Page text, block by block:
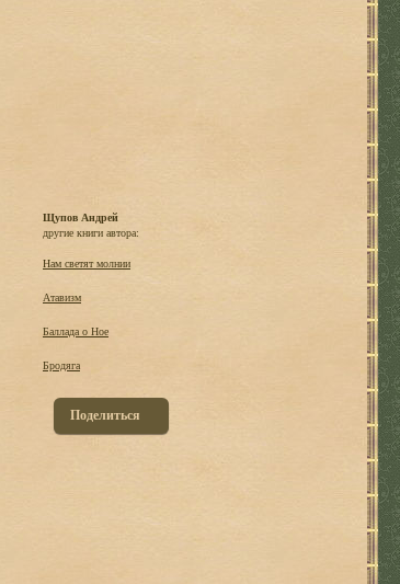
Щупов Андрей
другие книги автора:
Hам светят молнии
Атавизм
Баллада о Ное
Бродяга
Поделиться